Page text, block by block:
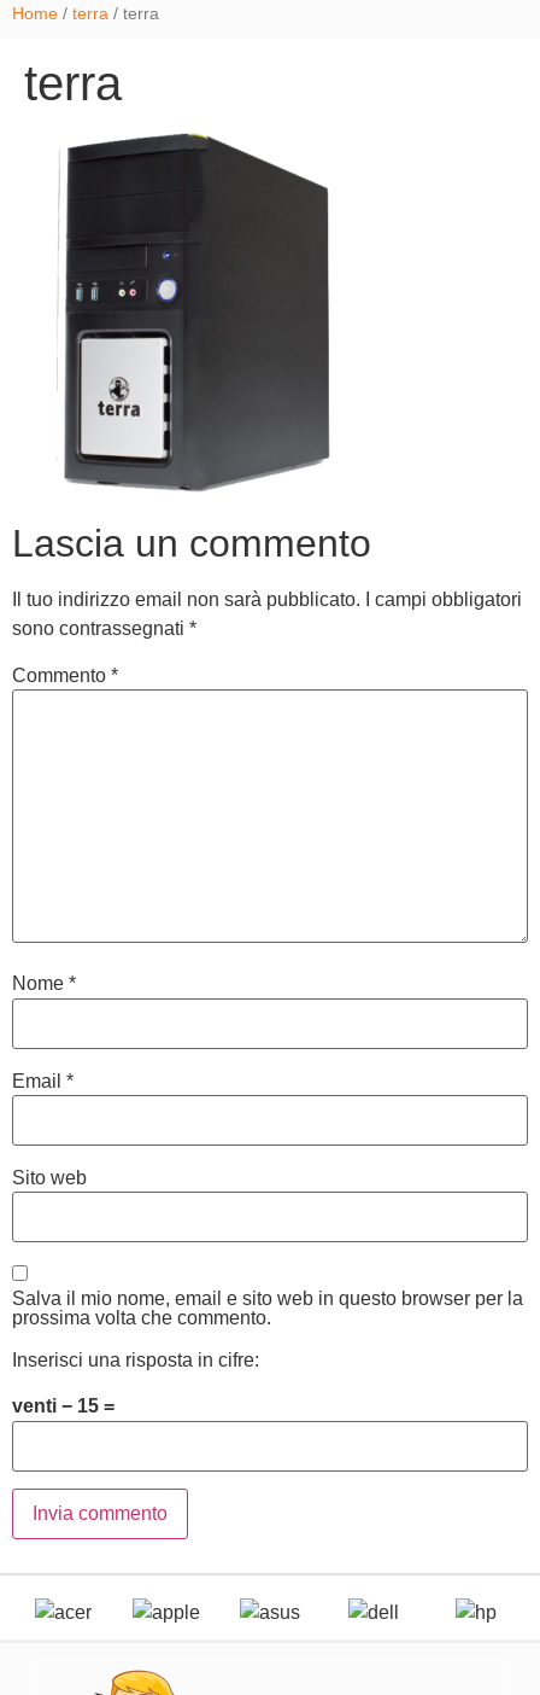
Home / terra / terra
terra
Lascia un commento
Il tuo indirizzo email non sarà pubblicato.
I campi obbligatori
sono contrassegnati *
Commento *
Nome *
Email *
Sito web
Salva il mio nome, email e sito web in questo browser per la
prossima volta che commento.
Inserisci una risposta in cifre:
venti − 15 =